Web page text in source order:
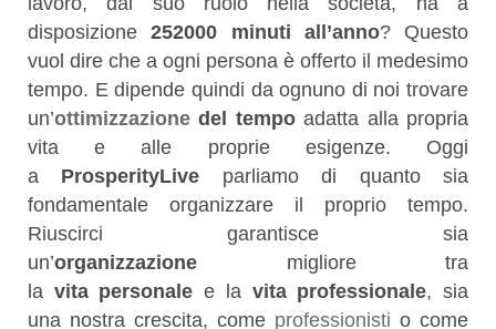
disposizione252000 minuti all’anno? Questo
vuol dire che a ogni persona è offerto il medesimo
tempo. E dipende quindi da ognuno di noi trovare
un’ottimizzazione del tempoadatta alla propria
vita e alle proprie esigenze. Oggi
a ProsperityLive parliamo di quanto sia
fondamentale organizzare il proprio tempo.
Riuscirci garantisce sia
un’organizzazione migliore tra
la vita personale e la vita professionale, sia
una nostra crescita, come professionisti o come